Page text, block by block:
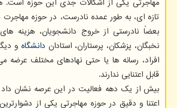
مهاجرتی یکی از اشکالات جدی این حوزه است.
تازه ای، به طور عمده نادرست، در حوزه مهاجرت
بعضاً نادرستی از خروج دانشجویان، هزینه
نخبگان، پزشکان، پرستاران، استادان دانشگاه و
افراد، رسانه ها یا حتی نهادهای مختلف عرضه
قابل اعتنایی ندارند.
بیش از یک دهه فعالیت در این عرصه نشان داد
اعتنا و دقیق در حوزه مهاجرتی یکی از